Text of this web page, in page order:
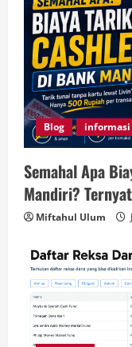
Blog informasi
Semahal Apa
Mandiri?
Miftahul Ulum